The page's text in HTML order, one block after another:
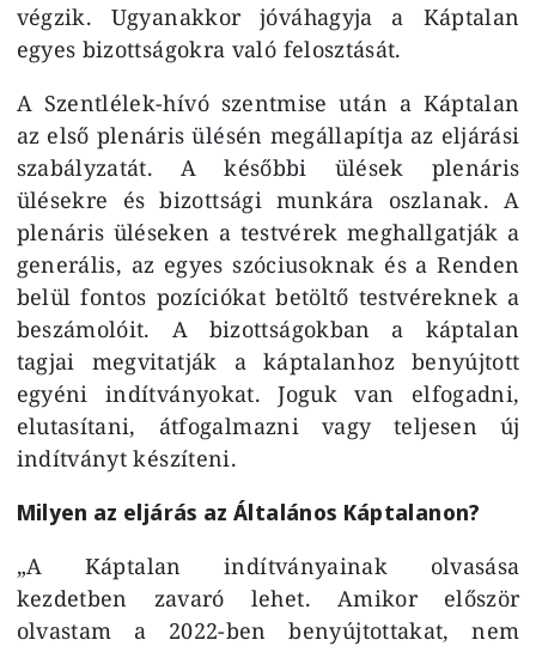
végzik. Ugyanakkor jóváhagyja a Káptalan
egyes bizottságokra való felosztását.
A Szentlélek-hívó szentmise után a Káptalan
az első plenáris ülésén megállapítja az eljárási
szabályzatát. A későbbi ülések plenáris
ülésekre és bizottsági munkára oszlanak. A
plenáris üléseken a testvérek meghallgatják a
generális, az egyes szóciusoknak és a Renden
belül fontos pozíciókat betöltő testvéreknek a
beszámolóit. A bizottságokban a káptalan
tagjai megvitatják a káptalanhoz benyújtott
egyéni indítványokat. Joguk van elfogadni,
elutasítani, átfogalmazni vagy teljesen új
indítványt készíteni.
Milyen az eljárás az Általános Káptalanon?
„A Káptalan indítványainak olvasása
kezdetben zavaró lehet. Amikor először
olvastam a 2022-ben benyújtottakat, nem